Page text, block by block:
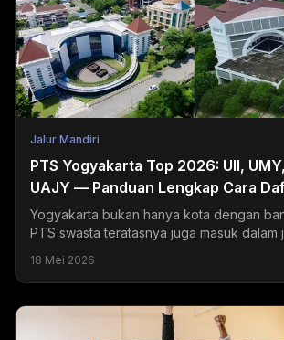
Jalur Mandiri
PTS Yogyakarta Top 2026: UII,
UAJY — Panduan Lengkap Cara
Yogyakarta bukan hanya kota dengan
PTS swasta teratasnya juga masuk dalam
tujuan...
18 Mei 2026